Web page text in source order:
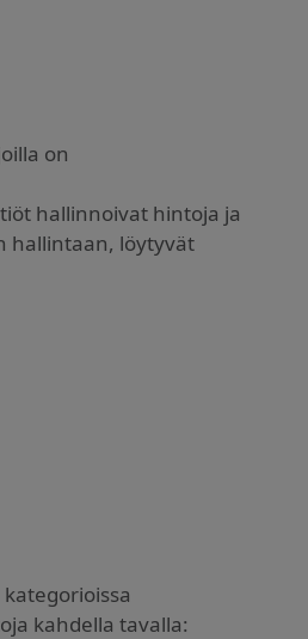
on
hallinnoivat hintoja ja
hallintaan, löytyvät
kahdella tavalla: